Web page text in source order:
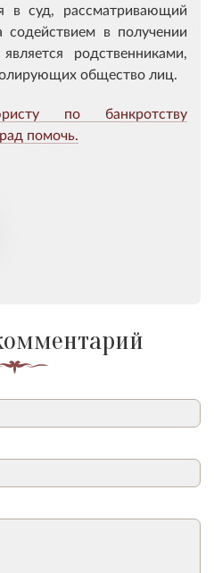
в суд, рассматривающий
содействием в получении
родственниками,
общество лиц.
по банкротству
помочь.